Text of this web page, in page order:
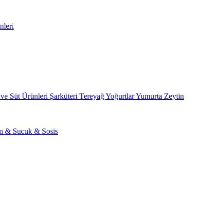
Süt Ürünleri Şarküteri TereyağYoğurtlarYumurta Zeytin
& Sucuk & Sosis